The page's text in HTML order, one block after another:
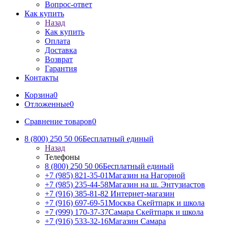
Вопрос-ответ
Как купить
Назад
Как купить
Оплата
Доставка
Возврат
Гарантия
Контакты
Корзина0
Отложенные0
Сравнение товаров0
8 (800) 250 50 06Бесплатный единый
Назад
Телефоны
8 (800) 250 50 06Бесплатный единый
+7 (985) 821-35-01Магазин на Нагорной
+7 (985) 235-44-58Магазин на ш. Энтузиастов
+7 (916) 385-81-82 Интернет-магазин
+7 (916) 697-69-51Москва Скейтпарк и школа
+7 (999) 170-37-37Самара Скейтпарк и школа
+7 (916) 533-32-16Магазин Самара